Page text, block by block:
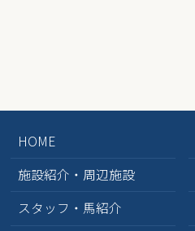
HOME
施設紹介・周辺施設
スタッフ・馬紹介